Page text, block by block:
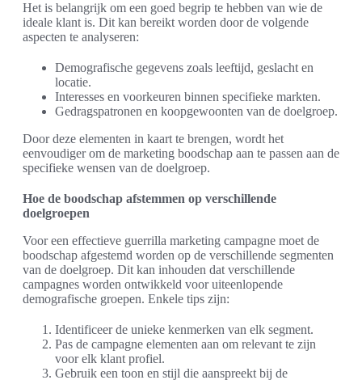
Het is belangrijk om een goed begrip te hebben van wie de
ideale klant is. Dit kan bereikt worden door de volgende
aspecten te analyseren:
Demografische gegevens zoals leeftijd, geslacht en
locatie.
Interesses en voorkeuren binnen specifieke markten.
Gedragspatronen en koopgewoonten van de doelgroep.
Door deze elementen in kaart te brengen, wordt het
eenvoudiger om de marketing boodschap aan te passen aan de
specifieke wensen van de doelgroep.
Hoe de boodschap afstemmen op verschillende
doelgroepen
Voor een effectieve guerrilla marketing campagne moet de
boodschap afgestemd worden op de verschillende segmenten
van de doelgroep. Dit kan inhouden dat verschillende
campagnes worden ontwikkeld voor uiteenlopende
demografische groepen. Enkele tips zijn:
Identificeer de unieke kenmerken van elk segment.
Pas de campagne elementen aan om relevant te zijn
voor elk klant profiel.
Gebruik een toon en stijl die aanspreekt bij de